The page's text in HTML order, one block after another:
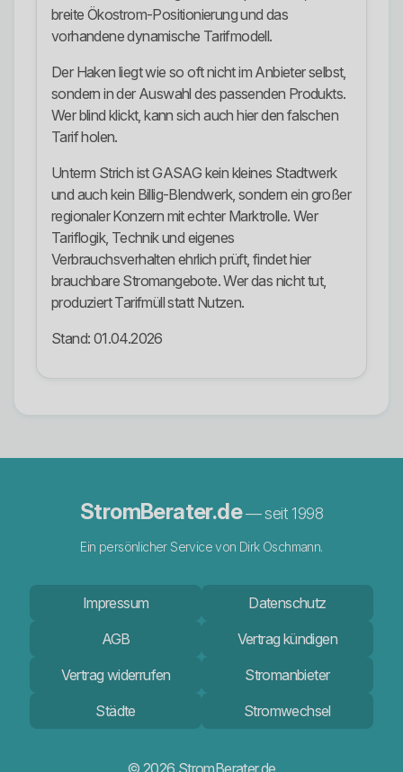
breite Ökostrom-Positionierung und das
vorhandene dynamische Tarifmodell.
Der Haken liegt wie so oft nicht im Anbieter selbst,
sondern in der Auswahl des passenden Produkts.
Wer blind klickt, kann sich auch hier den falschen
Tarif holen.
Unterm Strich ist GASAG kein kleines Stadtwerk
und auch kein Billig-Blendwerk, sondern ein großer
regionaler Konzern mit echter Marktrolle. Wer
Tariflogik, Technik und eigenes
Verbrauchsverhalten ehrlich prüft, findet hier
brauchbare Stromangebote. Wer das nicht tut,
produziert Tarifmüll statt Nutzen.
Stand: 01.04.2026
StromBerater.de— seit 1998
Ein persönlicher Service von Dirk Oschmann.
Impressum
Datenschutz
AGB
Vertrag kündigen
Vertrag widerrufen
Stromanbieter
Städte
Stromwechsel